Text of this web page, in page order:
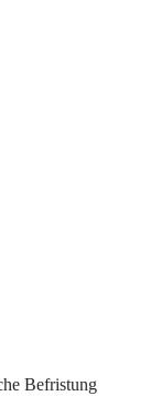
Befristung